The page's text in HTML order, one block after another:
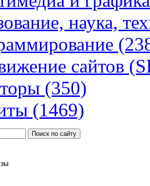
наука,
сайтов
(350)
(1469)